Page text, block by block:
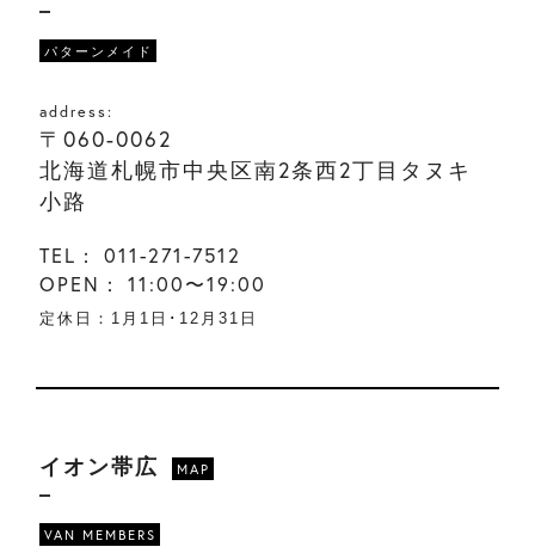
パターンメイド
address:
〒060-0062
北海道札幌市中央区南2条西2丁目タヌキ
小路
TEL：
011-271-7512
OPEN：
11:00〜19:00
定休日：1月1日･12月31日
イオン帯広 MAP
VAN MEMBERS